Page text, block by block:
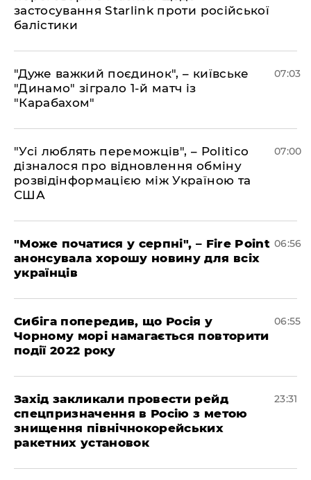
застосування Starlink проти російської
балістики
"Дуже важкий поєдинок", – київське
"Динамо" зіграло 1-й матч із
"Карабахом"
07:03
"Усі люблять переможців", – Politico
дізналося про відновлення обміну
розвідінформацією між Україною та
США
07:00
"Може початися у серпні", – Fire Point
анонсувала хорошу новину для всіх
українців
06:56
Сибіга попередив, що Росія у
Чорному морі намагається повторити
події 2022 року
06:55
​Захід закликали провести рейд
спецпризначення в Росію з метою
знищення північнокорейських
ракетних установок
23:31